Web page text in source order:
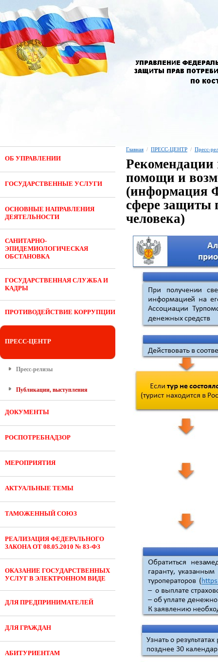
ОБ УПРАВЛЕНИИ
ГОСУДАРСТВЕННЫЕ УСЛУГИ
ОСНОВНЫЕ НАПРАВЛЕНИЯ
ДЕЯТЕЛЬНОСТИ
САНИТАРНО-
ЭПИДЕМИОЛОГИЧЕСКАЯ
ОБСТАНОВКА
ГОСУДАРСТВЕННАЯ СЛУЖБА И
КАДРЫ
ПРОТИВОДЕЙСТВИЕ КОРРУПЦИИ
ПРЕСС-ЦЕНТР
Пресс-релизы
Публикации, выступления
ДОКУМЕНТЫ
РОСПОТРЕБНАДЗОР
МЕРОПРИЯТИЯ
АКТУАЛЬНЫЕ ТЕМЫ
ТАМОЖЕННЫЙ СОЮЗ
РЕАЛИЗАЦИЯ ФЕДЕРАЛЬНОГО
ЗАКОНА ОТ 08.05.2010 № 83-ФЗ
ОКАЗАНИЕ ГОСУДАРСТВЕННЫХ
УСЛУГ В ЭЛЕКТРОННОМ ВИДЕ
ДЛЯ ПРЕДПРИНИМАТЕЛЕЙ
ДЛЯ ГРАЖДАН
АБИТУРИЕНТАМ
Главная / ПРЕСС-ЦЕНТР / Пресс-
Рекомендации
помощи и
(информация
сфере защиты
человека)